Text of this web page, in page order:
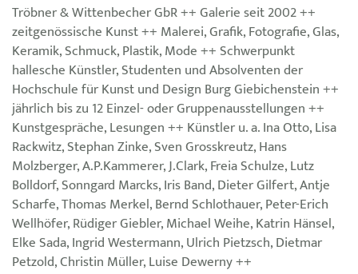
Tröbner & Wittenbecher GbR ++ Galerie seit 2002 ++
zeitgenössische Kunst ++ Malerei, Grafik, Fotografie, Glas,
Keramik, Schmuck, Plastik, Mode ++ Schwerpunkt
hallesche Künstler, Studenten und Absolventen der
Hochschule für Kunst und Design Burg Giebichenstein ++
jährlich bis zu 12 Einzel- oder Gruppenausstellungen ++
Kunstgespräche, Lesungen ++ Künstler u. a. Ina Otto, Lisa
Rackwitz, Stephan Zinke, Sven Grosskreutz, Hans
Molzberger, A.P.Kammerer, J.Clark, Freia Schulze, Lutz
Bolldorf, Sonngard Marcks, Iris Band, Dieter Gilfert, Antje
Scharfe, Thomas Merkel, Bernd Schlothauer, Peter-Erich
Wellhöfer, Rüdiger Giebler, Michael Weihe, Katrin Hänsel,
Elke Sada, Ingrid Westermann, Ulrich Pietzsch, Dietmar
Petzold, Christin Müller, Luise Dewerny ++